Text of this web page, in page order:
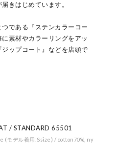
きはじめています。
である『ステンカラーコー
素材やカラーリングをアッ
ップコート』などを店頭で
/ STANDARD 65501
(モデル着用:Ssize) / cotton70%, ny